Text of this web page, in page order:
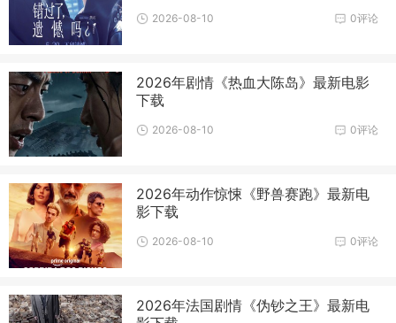
0评论
2026-08-10
2026年剧情《热血大陈岛》最新电影
下载
0评论
2026-08-10
2026年动作惊悚《野兽赛跑》最新电
影下载
0评论
2026-08-10
2026年法国剧情《伪钞之王》最新电